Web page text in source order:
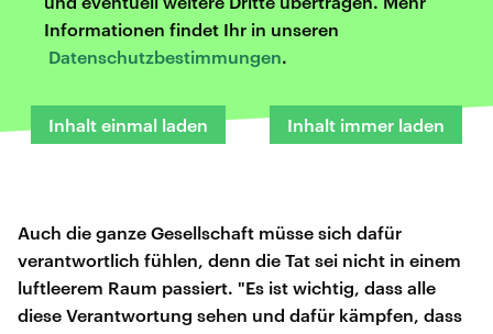
Informationen findet Ihr in unseren
Datenschutzbestimmungen.
Inhalt einmal laden Inhalt immer laden
Auch die ganze Gesellschaft müsse sich dafür
verantwortlich fühlen, denn die Tat sei nicht in einem
luftleerem Raum passiert. "Es ist wichtig, dass alle
diese Verantwortung sehen und dafür kämpfen, dass